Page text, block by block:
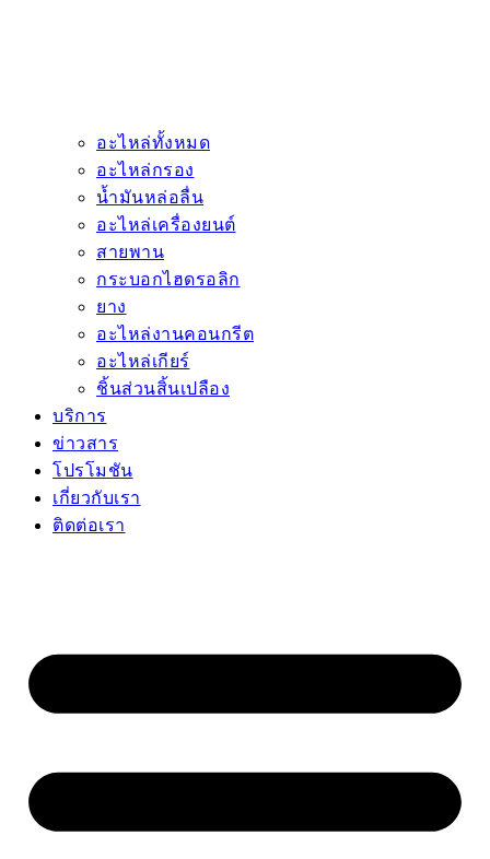
อะไหล่ทั้งหมด
อะไหล่กรอง
น้ำมันหล่อลื่น
อะไหล่เครื่องยนต์
สายพาน
กระบอกไฮดรอลิก
ยาง
อะไหล่งานคอนกรีต
อะไหล่เกียร์
ชิ้นส่วนสิ้นเปลือง
บริการ
ข่าวสาร
โปรโมชัน
เกี่ยวกับเรา
ติดต่อเรา